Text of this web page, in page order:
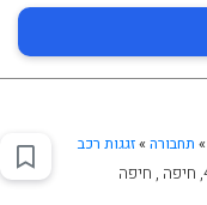
» תחבורה»זגגות רכב